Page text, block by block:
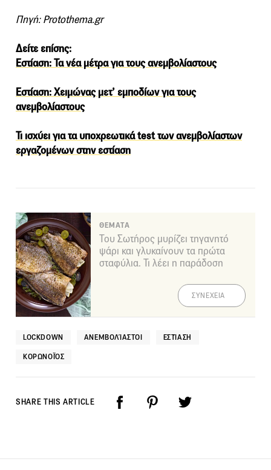
Πηγή: Ρrotothema.gr
Δείτε επίσης:
Εστίαση: Τα νέα μέτρα για τους ανεμβολίαστους
Εστίαση: Χειμώνας μετ’ εμποδίων για τους
ανεμβολίαστους
Τι ισχύει για τα υποχρεωτικά test των ανεμβολίαστων
εργαζομένων στην εστίαση
ΘΕΜΑΤΑ
Του Σωτήρος μυρίζει τηγανητό
ψάρι και γλυκαίνουν τα πρώτα
σταφύλια. Τι λέει η παράδοση
ΣΥΝΕΧΕΙΑ
LOCKDOWN ΑΝΕΜΒΟΛΊΑΣΤΟΙ ΕΣΤΊΑΣΗ
ΚΟΡΩΝΟΪΌΣ
SHARE THIS ARTICLE